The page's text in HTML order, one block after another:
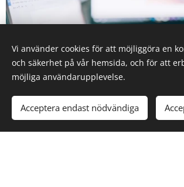
Vi använder cookies för att möjliggöra en
och säkerhet på vår hemsida, och för att
möjliga användarupplevelse.
Acceptera endast nödvändiga